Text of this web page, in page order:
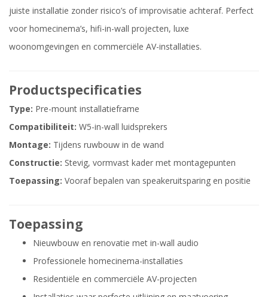
juiste installatie zonder risico’s of improvisatie achteraf. Perfect
voor homecinema’s, hifi-in-wall projecten, luxe
woonomgevingen en commerciële AV-installaties.
Productspecificaties
Type: Pre-mount installatieframe
Compatibiliteit: W5-in-wall luidsprekers
Montage: Tijdens ruwbouw in de wand
Constructie: Stevig, vormvast kader met montagepunten
Toepassing: Vooraf bepalen van speakeruitsparing en positie
Toepassing
Nieuwbouw en renovatie met in-wall audio
Professionele homecinema-installaties
Residentiële en commerciële AV-projecten